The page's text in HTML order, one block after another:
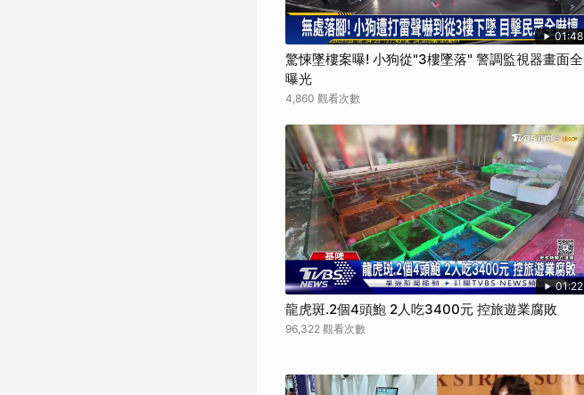
01:48
驚悚墜樓案曝! 小狗從"3樓墜落" 警調監視器畫面全
曝光
4,860 觀看次數
01:22
龍虎斑.2個4頭鮑 2人吃3400元 控旅遊業腐敗
96,322 觀看次數
取消